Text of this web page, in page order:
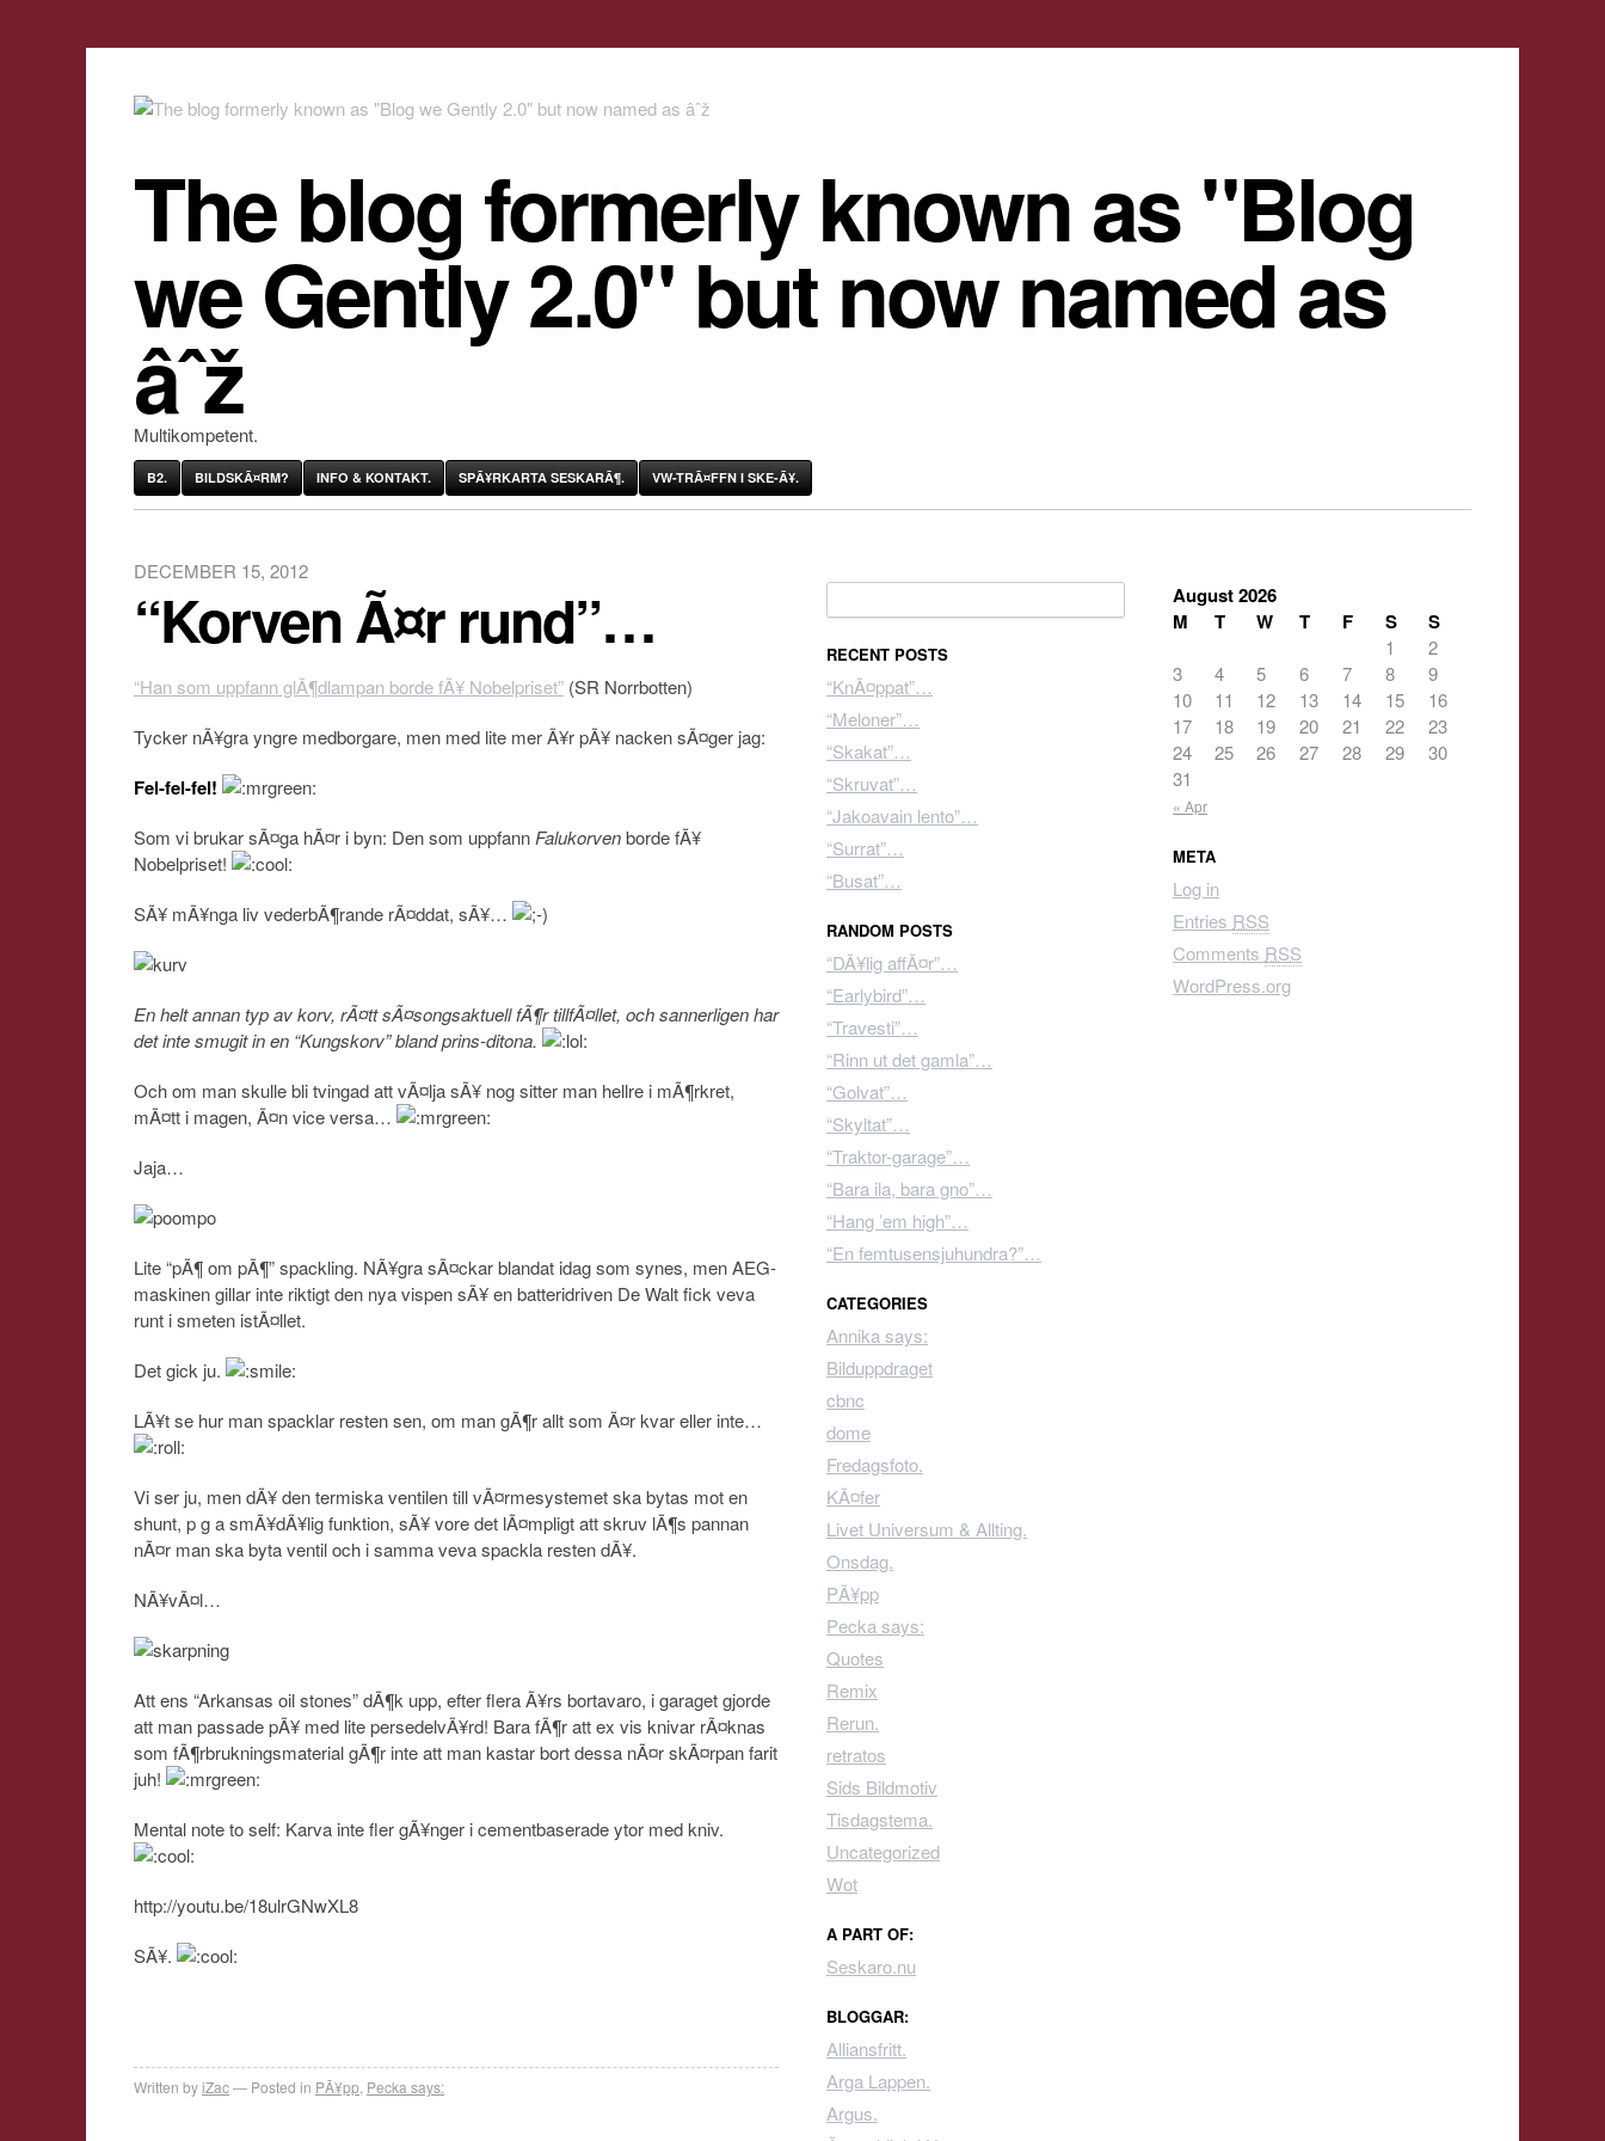
The blog formerly known as "Blog
we Gently 2.0" but now named as
âˆž
Multikompetent.
B2. BILDSKÃ¤RM? INFO & KONTAKT. SPÃ¥RKARTA SESKARÃ¶. VW-TRÃ¤FFN I SKE-Ã¥.
DECEMBER 15, 2012
“Korven Ã¤r rund”…
“Han som uppfann glÃ¶dlampan borde fÃ¥ Nobelpriset” (SR Norrbotten)
Tycker nÃ¥gra yngre medborgare, men med lite mer Ã¥r pÃ¥ nacken sÃ¤ger jag:
Fel-fel-fel!
Som vi brukar sÃ¤ga hÃ¤r i byn: Den som uppfann Falukorvenborde fÃ¥
Nobelpriset!
SÃ¥ mÃ¥nga liv vederbÃ¶rande rÃ¤ddat, sÃ¥…
En helt annan typ av korv, rÃ¤tt sÃ¤songsaktuell fÃ¶r tillfÃ¤llet, och sannerligen har
det inte smugit in en “Kungskorv” bland prins-ditona.
Och om man skulle bli tvingad att vÃ¤lja sÃ¥ nog sitter man hellre i mÃ¶rkret,
mÃ¤tt i magen, Ã¤n vice versa…
Jaja…
Lite “pÃ¶ om pÃ¶” spackling. NÃ¥gra sÃ¤ckar blandat idag som synes, men AEG-
maskinen gillar inte riktigt den nya vispen sÃ¥ en batteridriven De Walt fick veva
runt i smeten istÃ¤llet.
Det gick ju.
LÃ¥t se hur man spacklar resten sen, om man gÃ¶r allt som Ã¤r kvar eller inte…
Vi ser ju, men dÃ¥ den termiska ventilen till vÃ¤rmesystemet ska bytas mot en
shunt, p g a smÃ¥dÃ¥lig funktion, sÃ¥ vore det lÃ¤mpligt att skruv lÃ¶s pannan
nÃ¤r man ska byta ventil och i samma veva spackla resten dÃ¥.
NÃ¥vÃ¤l…
Att ens “Arkansas oil stones” dÃ¶k upp, efter flera Ã¥rs bortavaro, i garaget gjorde
att man passade pÃ¥ med lite persedelvÃ¥rd! Bara fÃ¶r att ex vis knivar rÃ¤knas
som fÃ¶rbrukningsmaterial gÃ¶r inte att man kastar bort dessa nÃ¤r skÃ¤rpan farit
juh!
Mental note to self: Karva inte fler gÃ¥nger i cementbaserade ytor med kniv.
http://youtu.be/18ulrGNwXL8
SÃ¥.
Written byiZac Posted in PÃ¥pp Pecka says:
RECENT POSTS
“KnÃ¤ppat”…
“Meloner”…
“Skakat”…
“Skruvat”…
“Jakoavain lento”…
“Surrat”…
“Busat”…
RANDOM POSTS
“DÃ¥lig affÃ¤r”…
“Earlybird”…
“Travesti”…
“Rinn ut det gamla”…
“Golvat”…
“Skyltat”…
“Traktor-garage”…
“Bara ila, bara gno”…
“Hang ’em high”…
“En femtusensjuhundra?”…
CATEGORIES
Annika says:
Bilduppdraget
cbnc
dome
Fredagsfoto.
KÃ¤fer
Livet Universum & Allting.
Onsdag.
PÃ¥pp
Pecka says:
Quotes
Remix
Rerun.
retratos
Sids Bildmotiv
Tisdagstema.
Uncategorized
Wot
A PART OF:
Seskaro.nu
BLOGGAR:
Alliansfritt.
Arga Lappen.
Argus.
August 2026
M
T W T F S S
« Apr
1
2
3
4 5 6 7 8
9
10
11 12 13 14 15
16
17
18 19 20 21 22
23
24
25 26 27 28 29
30
31
META
Log in
Entries RSS
Comments RSS
WordPress.org